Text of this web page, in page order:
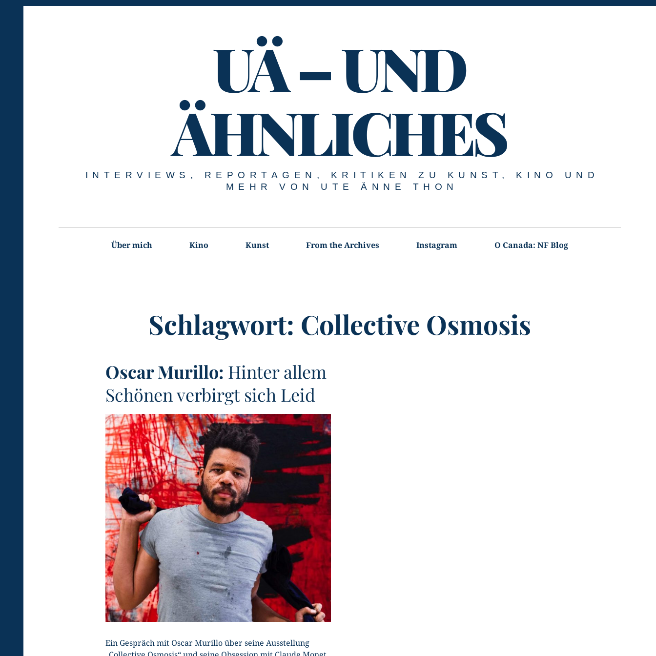
UÄ – UND
ÄHNLICHES
INTERVIEWS, REPORTAGEN, KRITIKEN ZU KUNST, KINO UND
MEHR VON UTE ÄNNE THON
Über mich Kino Kunst From the Archives Instagram O Canada: NF Blog
Schlagwort: Collective Osmosis
Oscar Murillo: Hinter allem
Schönen verbirgt sich Leid
U
Ein Gespräch mit Oscar Murillo über seine Ausstellung